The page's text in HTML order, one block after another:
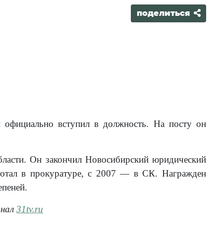
поделиться
официально вступил в должность. На посту он
Он закончил Новосибирский юридический
в прокуратуре, с 2007 — в СК. Награжден
31tv.ru